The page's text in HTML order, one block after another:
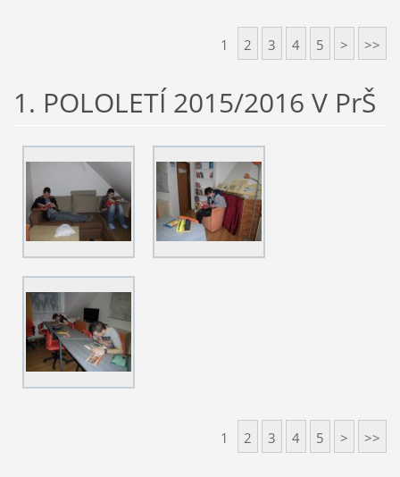
1 2 3 4 5 > >>
1. POLOLETÍ 2015/2016 V PrŠ
1 2 3 4 5 > >>